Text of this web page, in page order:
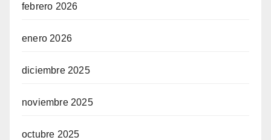
febrero 2026
enero 2026
diciembre 2025
noviembre 2025
octubre 2025